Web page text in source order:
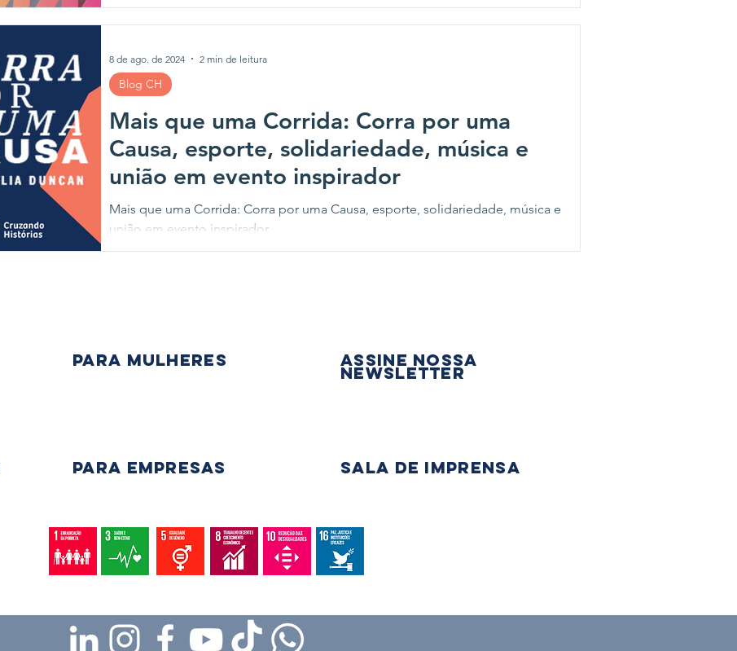
Mais que uma Corrida: Corra por uma
Causa, esporte, solidariedade, música e
união em evento inspirador
Mais que uma Corrida: Corra por uma Causa, esporte, solidariedade, música e
união em evento inspirador.
Blog CH
8 de ago. de 2024 2 min de leitura
PARA mulheres Assine nossa
Newsletter
PARA EMPRESAS Sala de Imprensa